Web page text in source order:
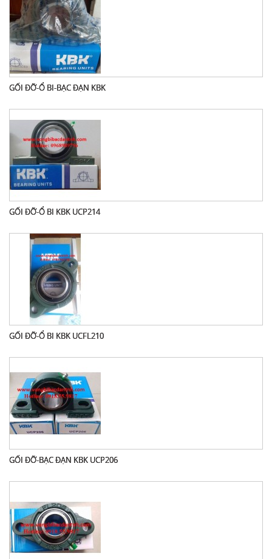
GỐI ĐỠ-Ổ BI-BẠC ĐẠN KBK
GỐI ĐỠ-Ổ BI KBK UCP214
GỐI ĐỠ-Ổ BI KBK UCFL210
GỐI ĐỠ-BẠC ĐẠN KBK UCP206